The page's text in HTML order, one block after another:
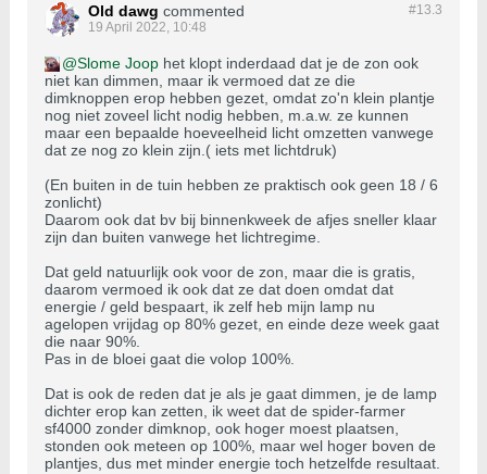
#13.3
Old dawg commented
19 April 2022, 10:48
Slome Joop het klopt inderdaad dat je de zon ook
niet kan dimmen, maar ik vermoed dat ze die
dimknoppen erop hebben gezet, omdat zo'n klein plantje
nog niet zoveel licht nodig hebben, m.a.w. ze kunnen
maar een bepaalde hoeveelheid licht omzetten vanwege
dat ze nog zo klein zijn.( iets met lichtdruk)
(En buiten in de tuin hebben ze praktisch ook geen 18 / 6
zonlicht)
Daarom ook dat bv bij binnenkweek de afjes sneller klaar
zijn dan buiten vanwege het lichtregime.
Dat geld natuurlijk ook voor de zon, maar die is gratis,
daarom vermoed ik ook dat ze dat doen omdat dat
energie / geld bespaart, ik zelf heb mijn lamp nu
agelopen vrijdag op 80% gezet, en einde deze week gaat
die naar 90%.
Pas in de bloei gaat die volop 100%.
Dat is ook de reden dat je als je gaat dimmen, je de lamp
dichter erop kan zetten, ik weet dat de spider-farmer
sf4000 zonder dimknop, ook hoger moest plaatsen,
stonden ook meteen op 100%, maar wel hoger boven de
plantjes, dus met minder energie toch hetzelfde resultaat.